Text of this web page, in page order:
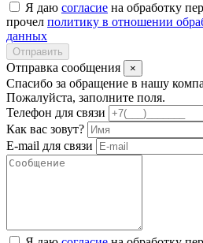
Я даю согласие на обработку
прочел политику в отношении
данных
Отправить
Отправка сообщения ×
Спасибо за обращение в нашу
Пожалуйста, заполните поля.
Телефон для связи
Как вас зовут?
E-mail для связи